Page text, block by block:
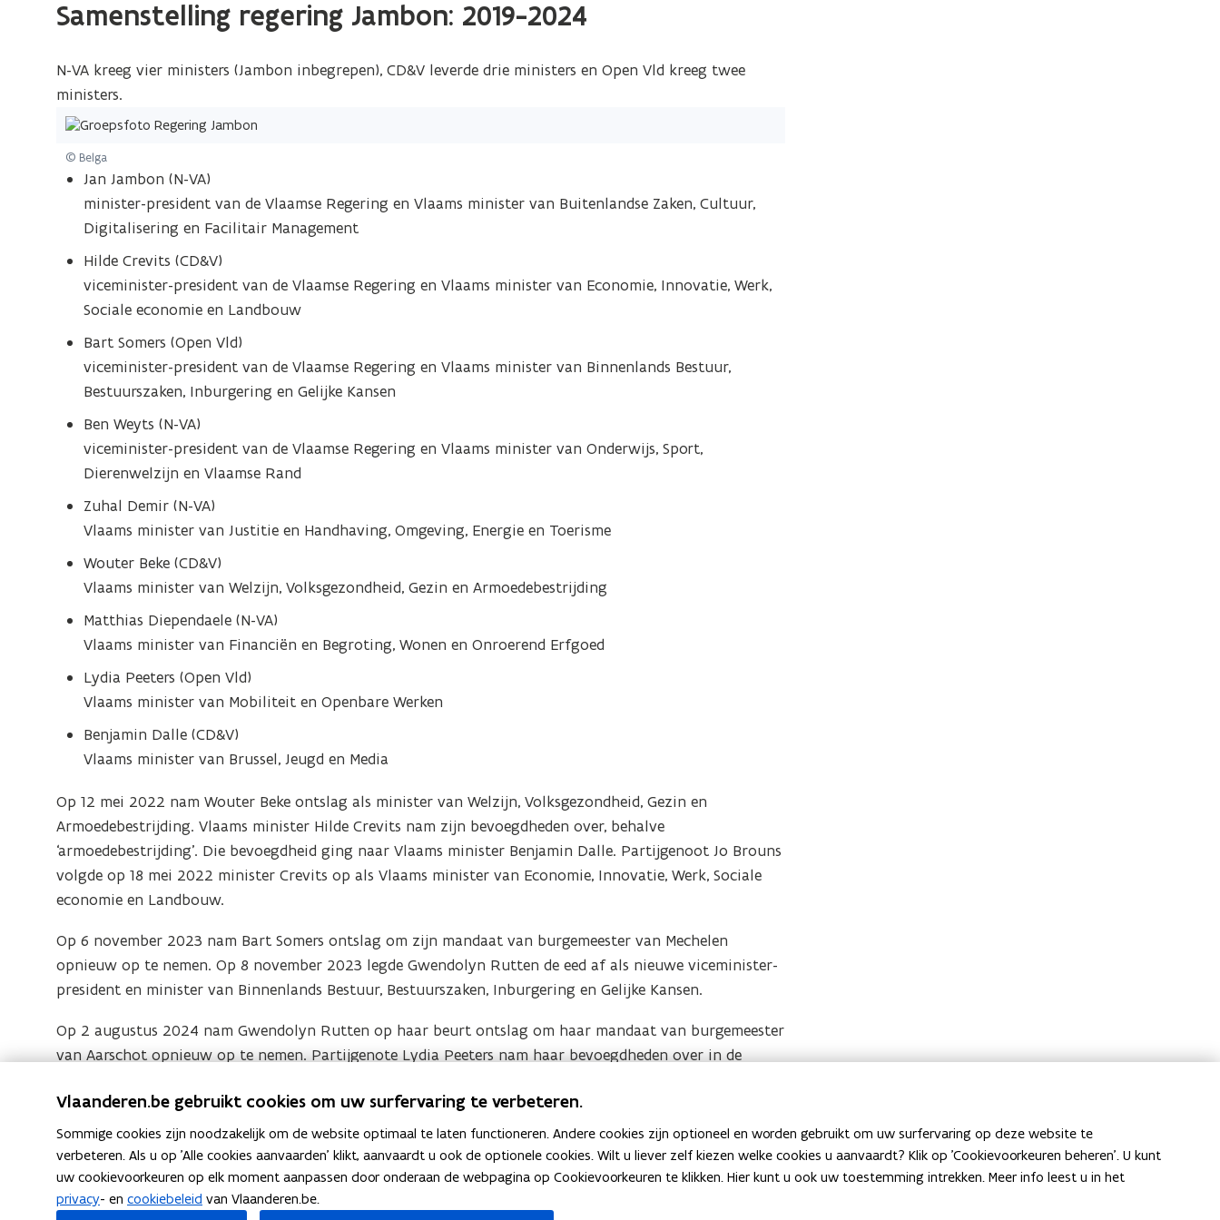
Samenstelling regering Jambon: 2019-2024
N-VA kreeg vier ministers (Jambon inbegrepen), CD&V leverde drie ministers en Open Vld kreeg twee
ministers.
© Belga
Jan Jambon (N-VA)
minister-president van de Vlaamse Regering en Vlaams minister van Buitenlandse Zaken, Cultuur,
Digitalisering en Facilitair Management
Hilde Crevits (CD&V)
viceminister-president van de Vlaamse Regering en Vlaams minister van Economie, Innovatie, Werk,
Sociale economie en Landbouw
Bart Somers (Open Vld)
viceminister-president van de Vlaamse Regering en Vlaams minister van Binnenlands Bestuur,
Bestuurszaken, Inburgering en Gelijke Kansen
Ben Weyts (N-VA)
viceminister-president van de Vlaamse Regering en Vlaams minister van Onderwijs, Sport,
Dierenwelzijn en Vlaamse Rand
Zuhal Demir (N-VA)
Vlaams minister van Justitie en Handhaving, Omgeving, Energie en Toerisme
Wouter Beke (CD&V)
Vlaams minister van Welzijn, Volksgezondheid, Gezin en Armoedebestrijding
Matthias Diependaele (N-VA)
Vlaams minister van Financiën en Begroting, Wonen en Onroerend Erfgoed
Lydia Peeters (Open Vld)
Vlaams minister van Mobiliteit en Openbare Werken
Benjamin Dalle (CD&V)
Vlaams minister van Brussel, Jeugd en Media
Op 12 mei 2022 nam Wouter Beke ontslag als minister van Welzijn, Volksgezondheid, Gezin en
Armoedebestrijding. Vlaams minister Hilde Crevits nam zijn bevoegdheden over, behalve
‘armoedebestrijding’. Die bevoegdheid ging naar Vlaams minister Benjamin Dalle. Partijgenoot Jo Brouns
volgde op 18 mei 2022 minister Crevits op als Vlaams minister van Economie, Innovatie, Werk, Sociale
economie en Landbouw.
Op 6 november 2023 nam Bart Somers ontslag om zijn mandaat van burgemeester van Mechelen
opnieuw op te nemen. Op 8 november 2023 legde Gwendolyn Rutten de eed af als nieuwe viceminister-
president en minister van Binnenlands Bestuur, Bestuurszaken, Inburgering en Gelijke Kansen.
Op 2 augustus 2024 nam Gwendolyn Rutten op haar beurt ontslag om haar mandaat van burgemeester
van Aarschot opnieuw op te nemen. Partijgenote Lydia Peeters nam haar bevoegdheden over in de
R
e
g
e
e
Regeerakkoord van de Vlaamse Regering 2019-2024
R
e
g
e
e
r
Beleidsdocument • oktober 2019
Deel deze pagina F K
Vlaanderen.be gebruikt cookies om uw surfervaring te verbeteren.
Sommige cookies zijn noodzakelijk om de website optimaal te laten functioneren. Andere cookies zijn optioneel en worden gebruikt om uw surfervaring op deze website te
verbeteren. Als u op 'Alle cookies aanvaarden' klikt, aanvaardt u ook de optionele cookies. Wilt u liever zelf kiezen welke cookies u aanvaardt? Klik op 'Cookievoorkeuren beheren'. U kunt
uw cookievoorkeuren op elk moment aanpassen door onderaan de webpagina op Cookievoorkeuren te klikken. Hier kunt u ook uw toestemming intrekken. Meer info leest u in het
privacy- en cookiebeleid van Vlaanderen.be.